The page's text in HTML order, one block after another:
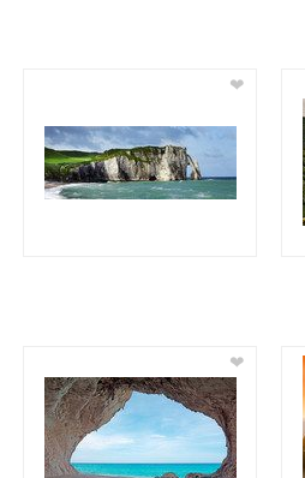
❤
❤